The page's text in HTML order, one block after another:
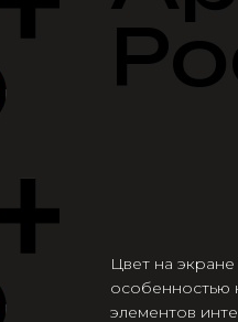
Цвет на
особенностью
элементов